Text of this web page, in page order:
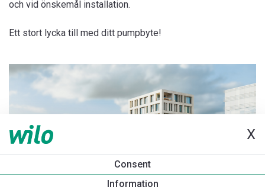
X
Consent
Information
och vid önskemål installation.
Ett stort lycka till med ditt pumpbyte!